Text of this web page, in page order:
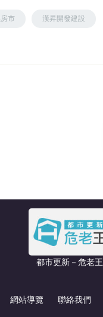
市 漢昇開發建設
都市更新－危老王
網站導覽 聯絡我們